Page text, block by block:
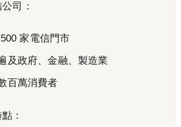
司：
家電信門市
及政府、金融、製造業
百萬消費者
：